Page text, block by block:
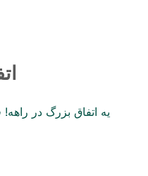
یه اتفاق بزرگ در